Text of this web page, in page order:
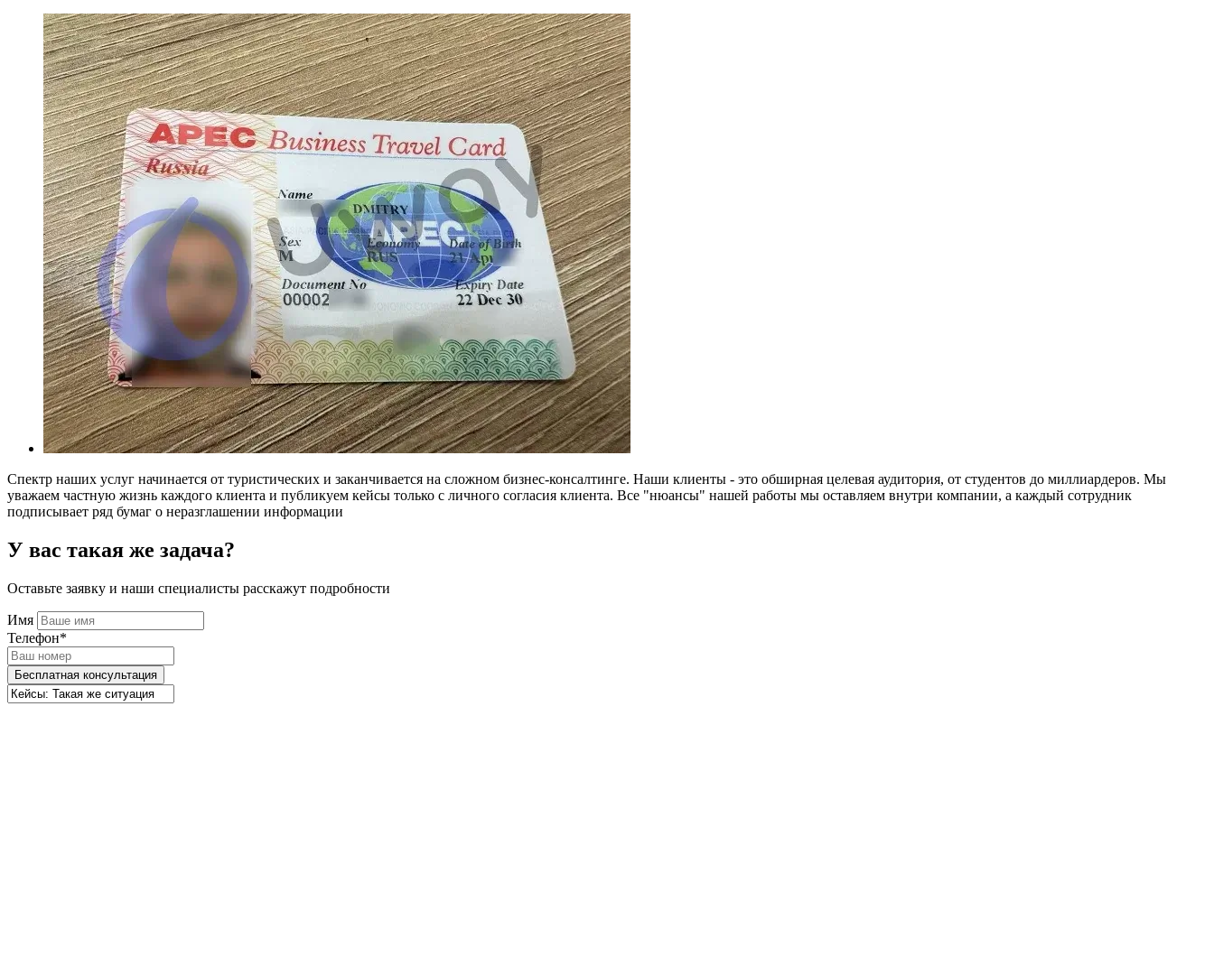
Спектр наших услуг начинается от туристических и заканчивается на сложном бизнес-консалтинге. Наши клиенты - это обширная целевая аудитория, от студентов до миллиардеров. Мы
уважаем частную жизнь каждого клиента и публикуем кейсы только с личного согласия клиента. Все "нюансы" нашей работы мы оставляем внутри компании, а каждый сотрудник
подписывает ряд бумаг о неразглашении информации
У вас такая же задача?
Оставьте заявку и наши специалисты расскажут подробности
Имя
Телефон*
Бесплатная консультация